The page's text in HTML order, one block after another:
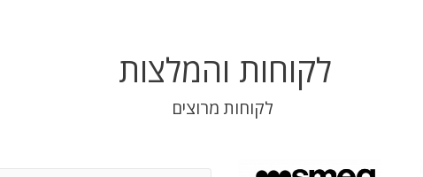
לקוחות והמלצות
לקוחות מרוצים